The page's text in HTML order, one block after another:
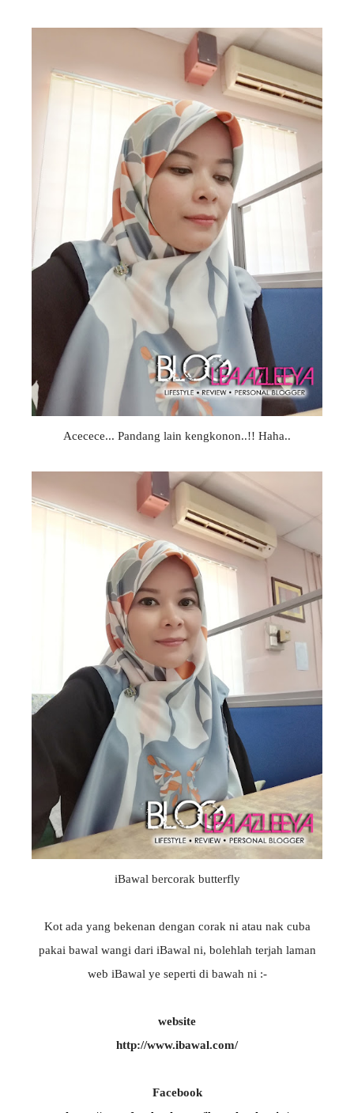
Acecece... Pandang lain kengkonon..!! Haha..
iBawal bercorak butterfly
Kot ada yang bekenan dengan corak ni atau nak cuba
pakai bawal wangi dari iBawal ni, bolehlah terjah laman
web iBawal ye seperti di bawah ni :-
website
http://www.ibawal.com/
Facebook